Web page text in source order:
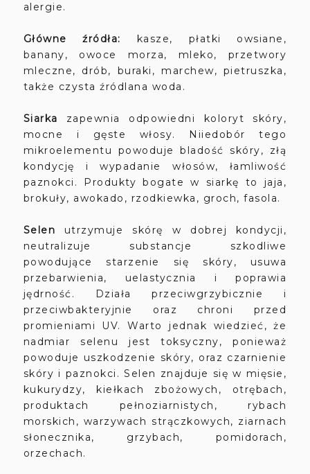
alergie.
Główne źródła:
kasze, płatki owsiane,
banany, owoce morza, mleko, przetwory
mleczne, drób, buraki, marchew, pietruszka,
także czysta źródlana woda.
Siarka zapewnia odpowiedni koloryt skóry,
mocne i gęste włosy. Niiedobór tego
mikroelementu powoduje bladość skóry, złą
kondycję i wypadanie włosów, łamliwość
paznokci. Produkty bogate w siarkę to jaja,
brokuły, awokado, rzodkiewka, groch, fasola.
Selen utrzymuje skórę w dobrej kondycji,
neutralizuje substancje szkodliwe
powodujące starzenie się skóry, usuwa
przebarwienia, uelastycznia i poprawia
jędrność. Działa przeciwgrzybicznie i
przeciwbakteryjnie oraz chroni przed
promieniami UV. Warto jednak wiedzieć, że
nadmiar selenu jest toksyczny, ponieważ
powoduje uszkodzenie skóry, oraz czarnienie
skóry i paznokci.Selen znajduje się w mięsie,
kukurydzy, kiełkach zbożowych, otrębach,
produktach pełnoziarnistych, rybach
morskich, warzywach strączkowych, ziarnach
słonecznika, grzybach, pomidorach,
orzechach.